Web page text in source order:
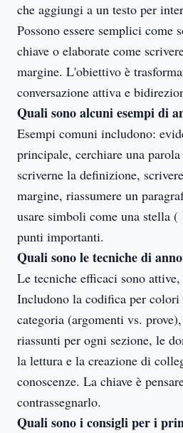
che aggiungi a un testo per
Possono essere semplici come
chiave o elaborate come
margine. L'obiettivo è
conversazione attiva e
Quali sono alcuni esempi di
Esempi comuni includono:
principale, cerchiare una
scriverne la definizione,
margine, riassumere un
usare simboli come una stella (
punti importanti.
Quali sono le tecniche di
Le tecniche efficaci sono attive,
Includono la codifica per
categoria (argomenti vs.
riassunti per ogni sezione, le
la lettura e la creazione di
conoscenze. La chiave è
contrassegnarlo.
Quali sono i consigli per i